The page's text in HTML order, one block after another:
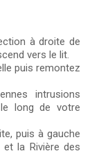
à droite de
vers le lit.
puis remontez
intrusions
long de votre
puis à gauche
la Rivière des